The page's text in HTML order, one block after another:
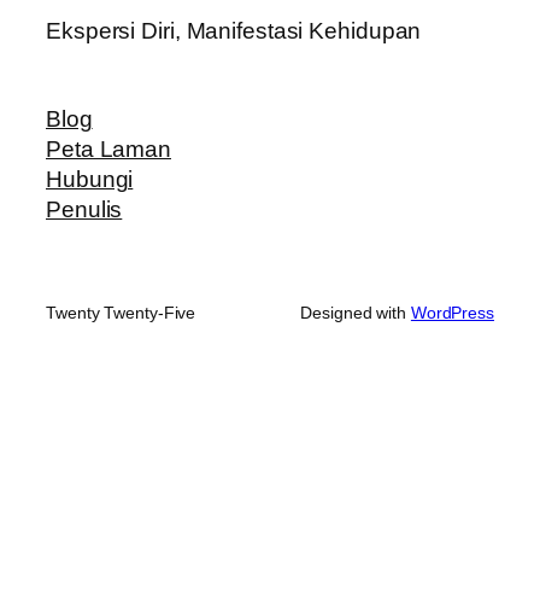
Ekspersi Diri, Manifestasi Kehidupan
Blog
Peta Laman
Hubungi
Penulis
Twenty Twenty-Five Designed with WordPress